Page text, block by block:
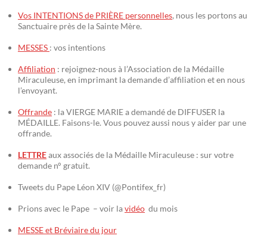
Vos INTENTIONS de PRIÈRE personnelles, nous les portons au
Sanctuaire près de la Sainte Mère.
MESSES : vos intentions
Affiliation : rejoignez-nous à l’Association de la Médaille
Miraculeuse, en imprimant la demande d’affiliation et en nous
l’envoyant.
Offrande : la VIERGE MARIE a demandé de DIFFUSER la
MÉDAILLE. Faisons-le. Vous pouvez aussi nous y aider par une
offrande.
LETTREaux associés de la Médaille Miraculeuse : sur votre
demande n° gratuit.
Tweets du Pape Léon XIV (@Pontifex_fr)
Prions avec le Pape – voir lavidéo du mois
MESSE et Bréviaire du jour